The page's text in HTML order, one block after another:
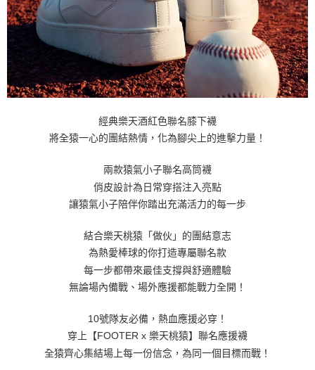
經典樂天酒紅色聯名膝下襪
將全猿一心的團結熱情，化為腳尖上的進擊力量！
兩款猿氣小子聯名高筒襪
俏皮設計為日常穿搭注入亮點
讓猿氣小子陪伴你踏出充滿活力的每一步
結合樂天桃猿「做伙」的團結意志
為熱愛棒球的你打造專屬聯名款
每一步都帶來最佳支撐與舒適體驗
無論場內備戰、場外應援都能戰力全開！
10號隊友必備，熱血應援必穿！
穿上【FOOTER x 樂天桃猿】聯名應援襪
全猿齊心集結場上每一份信念，為同一個目標而戰！